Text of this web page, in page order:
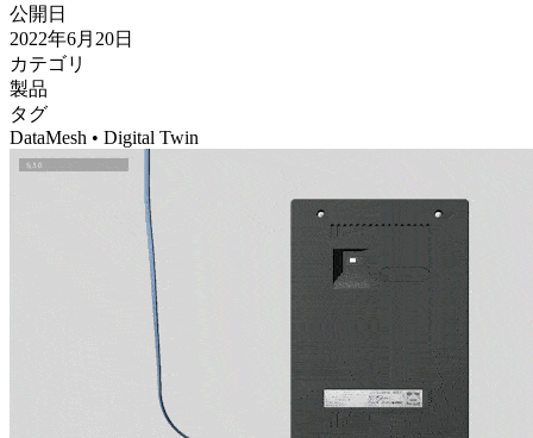
公開日
2022年6月20日
カテゴリ
製品
タグ
DataMesh • Digital Twin